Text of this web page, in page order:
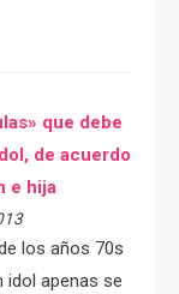
que debe
de acuerdo
e hija
los años 70s
idol apenas se